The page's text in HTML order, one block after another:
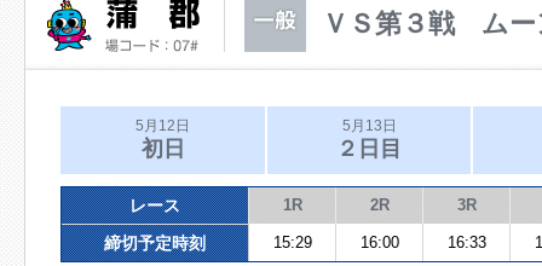
ＶＳ第３戦 ムー
5月12日
初日
5月13日
２日目
レース 1R 2R 3R
締切予定時刻 15:29 16:00 16:33